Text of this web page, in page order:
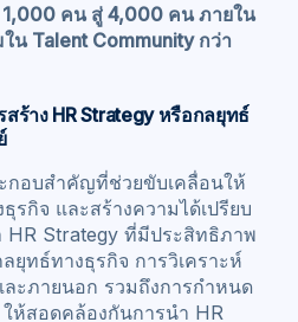
คน สู่ 4,000 คน ภายใน
น Talent Community กว่า
สร้าง HR Strategy หรือกลยุทธ์
กอบสำคัญที่ช่วยขับเคลื่อนให้
รกิจ และสร้างความได้เปรียบ
Strategy ที่มีประสิทธิภาพ
ยุทธ์ทางธุรกิจ การวิเคราะห์
ะภายนอก รวมถึงการกำหนด
ห้สอดคล้องกันการนำ HR